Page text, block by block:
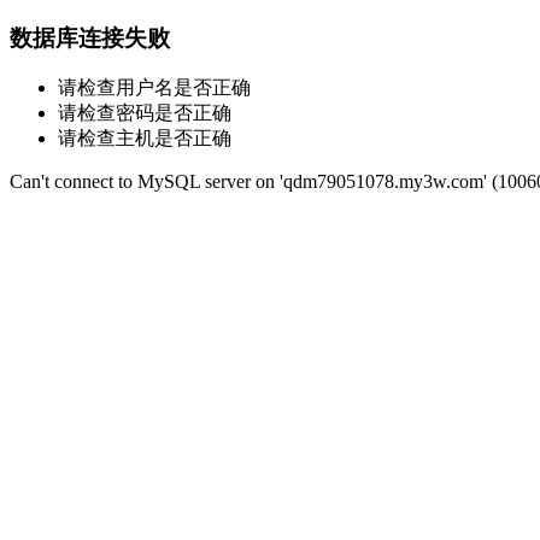
数据库连接失败
请检查用户名是否正确
请检查密码是否正确
请检查主机是否正确
Can't connect to MySQL server on 'qdm79051078.my3w.com'